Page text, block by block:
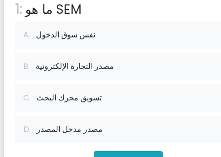
1: ما هو SEM
A. نفس سوق الدخول
B. مصدر التجارة الإلكترونية
C. تسويق محرك البحث
D. مصدر مدخل المصدر